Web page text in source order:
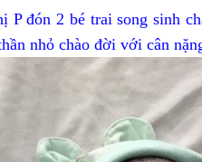
đón 2 bé trai song sinh
nhỏ chào đời với cân